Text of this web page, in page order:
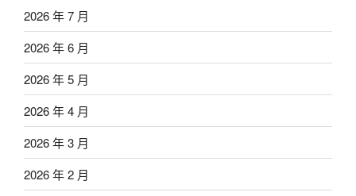
2026 年 7 月
2026 年 6 月
2026 年 5 月
2026 年 4 月
2026 年 3 月
2026 年 2 月